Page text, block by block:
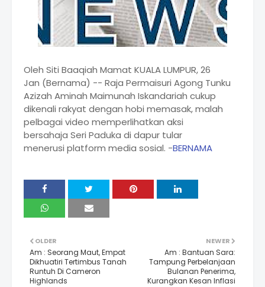
Oleh Siti Baaqiah Mamat KUALA LUMPUR, 26
Jan (Bernama) -- Raja Permaisuri Agong Tunku
Azizah Aminah Maimunah Iskandariah cukup
dikenali rakyat dengan hobi memasak, malah
pelbagai video memperlihatkan aksi
bersahaja Seri Paduka di dapur tular
menerusi platform media sosial. -BERNAMA
NEWER
Am : Bantuan Sara:
Tampung Perbelanjaan
Bulanan Penerima,
Kurangkan Kesan Inflasi
OLDER
Am : Seorang Maut, Empat
Dikhuatiri Tertimbus Tanah
Runtuh Di Cameron
Highlands